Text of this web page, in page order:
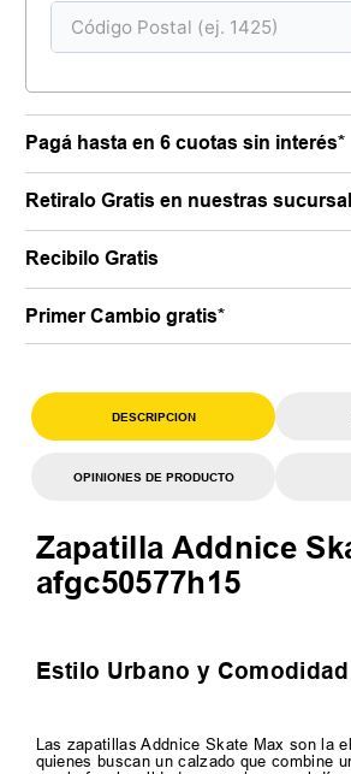
Pagá hasta en 6 cuotas sin interés*
Retiralo Gratis en nuestras
Recibilo Gratis
Primer Cambio gratis*
DESCRIPCION
OPINIONES DE PRODUCTO
Zapatilla Addnice
afgc50577h15
Estilo Urbano y
Las zapatillas Addnice Skate Max son la
quienes buscan un calzado que combine